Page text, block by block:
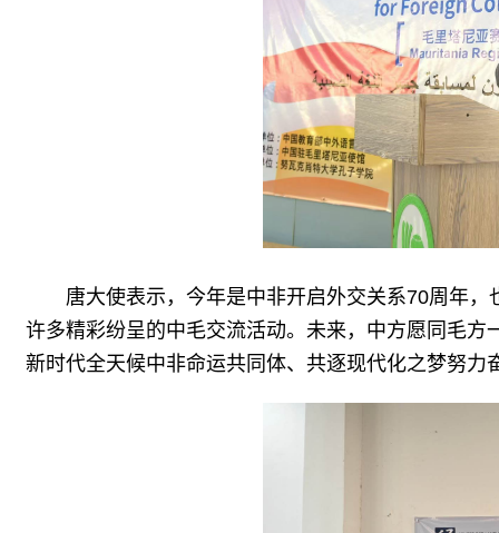
唐大使表示，今年是中非开启外交关系70周年
许多精彩纷呈的中毛交流活动。未来，中方愿同毛
新时代全天候中非命运共同体、共逐现代化之梦努力